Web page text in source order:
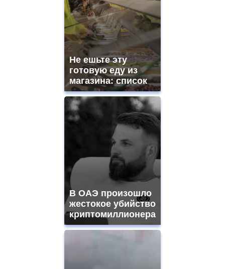
https://gradewatches.to/
https://www.replicasrelojes.to/
Не ешьте эту
готовую еду из
магазина: список
В ОАЭ произошло
жестокое убийство
криптомиллионера